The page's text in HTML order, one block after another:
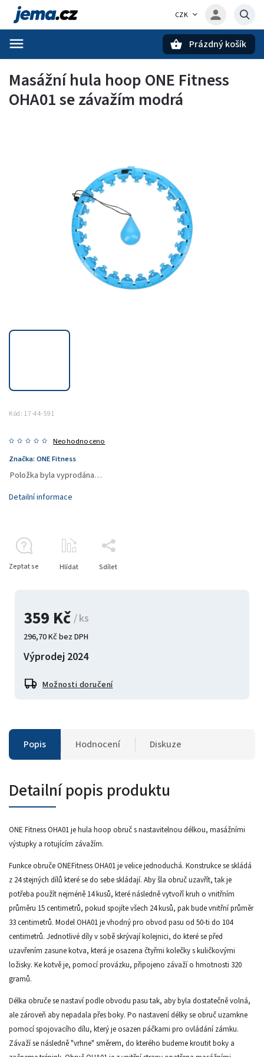
CZK
Prázdný košík
Masážní hula hoop ONE Fitness
OHA01 se závažím modrá
Kód: 17-44-591
Neohodnoceno
Značka: ONE Fitness
359 Kč / ks
296,70 Kč bez DPH
Výprodej 2024
Možnosti doručení
Položka byla vyprodána…
Detailní informace
Zeptat se Hlídat Sdílet
Popis Hodnocení Diskuze
Detailní popis produktu
ONE Fitness OHA01 je hula hoop obruč s nastavitelnou délkou, masážními
výstupky a rotujícím závažím.
Funkce obruče ONEFitness OHA01 je velice jednoduchá. Konstrukce se skládá
z 24 stejných dílů které se do sebe skládají. Aby šla obruč uzavřít, tak je
potřeba použít nejméně 14 kusů, které následně vytvoří kruh o vnitřním
průměru 15 centimetrů, pokud spojíte všech 24 kusů, pak bude vnitřní průměr
33 centimetrů. Model OHA01 je vhodný pro obvod pasu od 50-ti do 104
centimetrů. Jednotlivé díly v sobě skrývají kolejnici, do které se před
uzavřením zasune kotva, která je osazena čtyřmi kolečky s kuličkovými
ložisky. Ke kotvě je, pomocí provázku, připojeno závaží o hmotnosti 320
gramů.
Délka obruče se nastaví podle obvodu pasu tak, aby byla dostatečně volná,
ale zároveň aby nepadala přes boky. Po nastavení délky se obruč uzamkne
pomocí spojovacího dílu, který je osazen páčkami pro ovládání zámku.
Závaží se následně "vrhne" směrem, do kterého budeme kroutit boky a